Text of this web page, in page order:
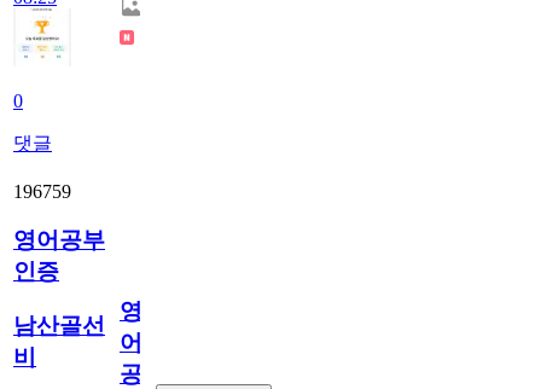
0
댓글
196759
영어공부
인증
남산골선
비
영
어
공